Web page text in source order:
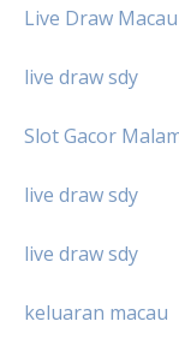
Live Draw Macau
live draw sdy
Slot Gacor
live draw sdy
live draw sdy
keluaran macau